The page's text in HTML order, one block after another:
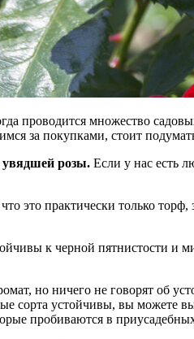
проводится множество
за покупками, стоит
увядшей розы. Если у нас есть
это практически только
к черной пятнистости
но ничего не говорят об
сорта устойчивы, вы можете
пробиваются в